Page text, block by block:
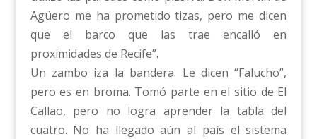
Agüero me ha prometido tizas, pero me dicen
que el barco que las trae encalló en
proximidades de Recife”.
Un zambo iza la bandera. Le dicen “Falucho”,
pero es en broma. Tomó parte en el sitio de El
Callao, pero no logra aprender la tabla del
cuatro. No ha llegado aún al país el sistema